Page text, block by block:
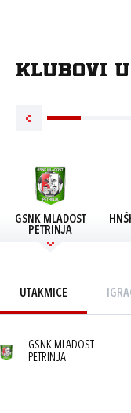
Klubovi
GSNK MLADOST
PETRINJA
UTAKMICE
GSNK MLADOST
PETRINJA